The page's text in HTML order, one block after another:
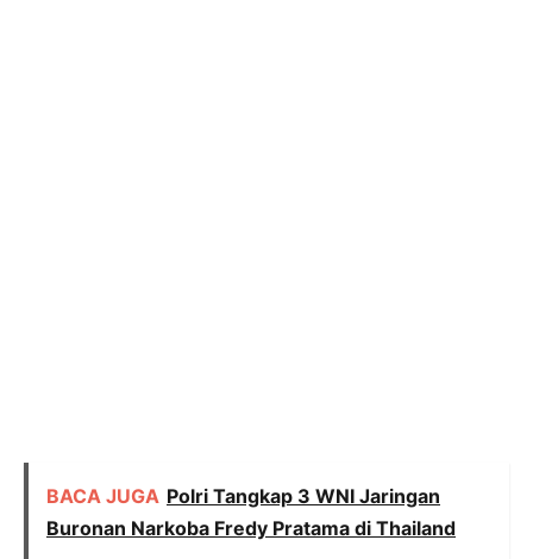
BACA JUGA Polri Tangkap 3 WNI Jaringan
Buronan Narkoba Fredy Pratama di Thailand